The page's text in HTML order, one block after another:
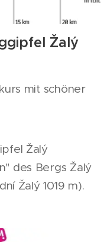
Žalý
mit schöner
Žalý
des Bergs Žalý
Žalý 1019 m).